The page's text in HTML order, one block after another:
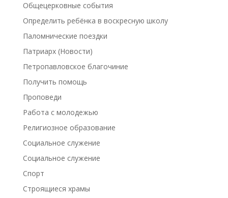
Общецерковные события
Определить ребёнка в воскресную школу
Паломнические поездки
Патриарх (Новости)
Петропавловское благочиние
Получить помощь
Проповеди
Работа с молодежью
Религиозное образование
Социальное служение
Социальное служение
Спорт
Строящиеся храмы